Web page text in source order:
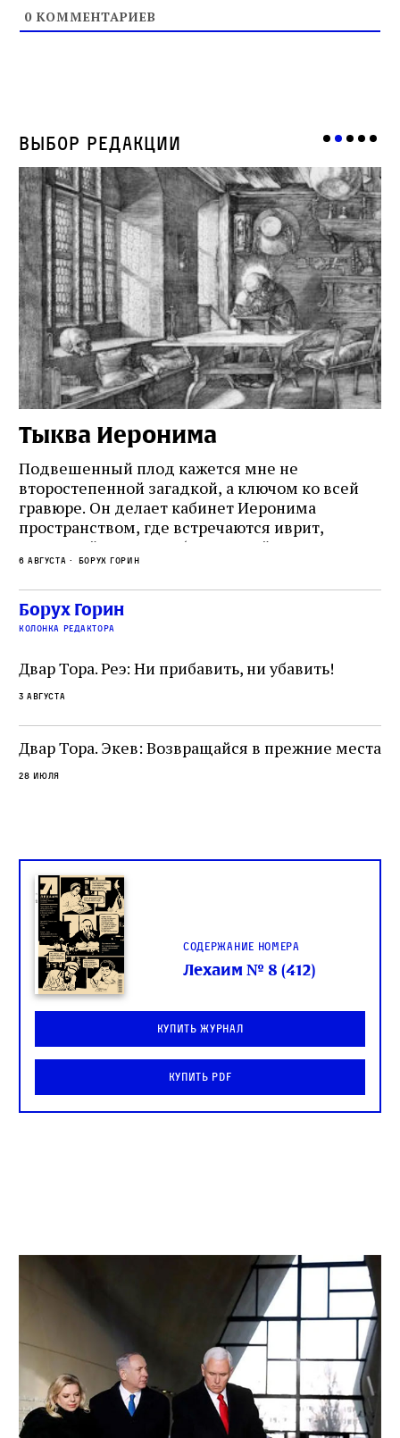
0 КОММЕНТАРИЕВ
Выбор редакции
Тыква Иеронима
Подвешенный плод кажется мне не
второстепенной загадкой, а ключом ко всей
гравюре. Он делает кабинет Иеронима
пространством, где встречаются иврит,
греческий и латынь; буквальный смысл и
церковная традиция; филологическая
точность и понятность; переводчик,
убеждённый в необходимости исправления, и
читатель, воспринимающий исправление как
не просто покровитель переводчиков,
окружённый книгами. Перед нами человек,
одно решение которого вызвало возмущение
целой общины и стало частью многовекового
спора о том, кому принадлежит последнее
слово в переводе Библии
6 августа Борух Горин
Борух Горин
колонка редактора
Двар Тора. Реэ: Ни прибавить, ни убавить!
3 августа
Двар Тора. Экев: Возвращайся в прежние места
28 июля
Содержание номера
Лехаим № 8 (412)
Купить журнал
Купить PDF